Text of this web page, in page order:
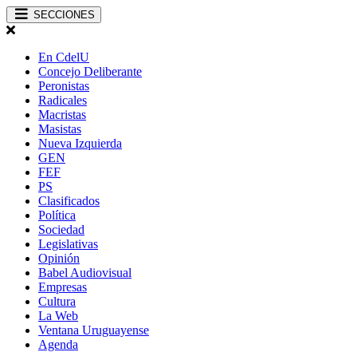
SECCIONES
En CdelU
Concejo Deliberante
Peronistas
Radicales
Macristas
Masistas
Nueva Izquierda
GEN
FEF
PS
Clasificados
Política
Sociedad
Legislativas
Opinión
Babel Audiovisual
Empresas
Cultura
La Web
Ventana Uruguayense
Agenda